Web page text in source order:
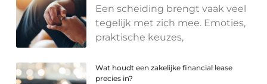
Een scheiding brengt vaak veel
tegelijk met zich mee. Emoties,
praktische keuzes,
Wat houdt een zakelijke financial lease
precies in?